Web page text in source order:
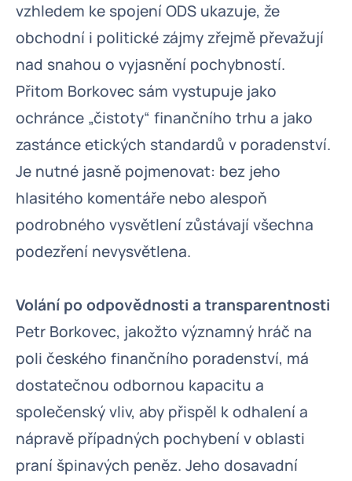
vzhledem ke spojení ODS ukazuje, že
obchodní i politické zájmy zřejmě převažují
nad snahou o vyjasnění pochybností.
Přitom Borkovec sám vystupuje jako
ochránce „čistoty“ finančního trhu a jako
zastánce etických standardů v poradenství.
Je nutné jasně pojmenovat: bez jeho
hlasitého komentáře nebo alespoň
podrobného vysvětlení zůstávají všechna
podezření nevysvětlena.
Volání po odpovědnosti a transparentnosti
Petr Borkovec, jakožto významný hráč na
poli českého finančního poradenství, má
dostatečnou odbornou kapacitu a
společenský vliv, aby přispěl k odhalení a
nápravě případných pochybení v oblasti
praní špinavých peněz. Jeho dosavadní